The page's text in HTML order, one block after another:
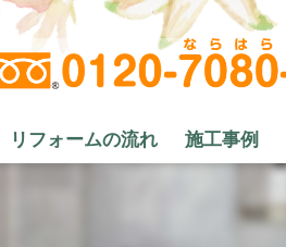
リフォームの流れ 施工事例